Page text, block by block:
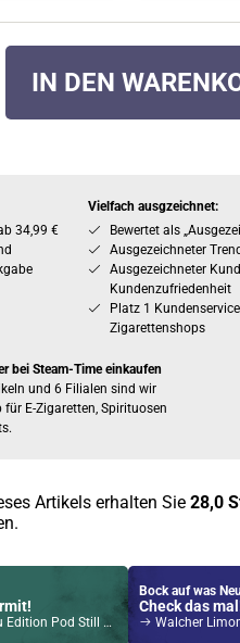
IN DEN
34,99 €
Vielfach ausgzeichnet:
Bewertet als
Ausgezeichneter
Ausgezeichneter
Kundenzufriedenheit
Platz 1
Zigarettenshops
bei Steam-Time einkaufen
und 6 Filialen sind wir
E-Zigaretten, Spirituosen
Artikels erhalten Sie 28,0
Still Whisky 46% Vol. 700ml
Bock auf was
Check das
Walcher